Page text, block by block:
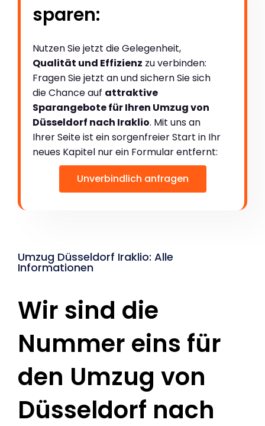
sparen:
Nutzen Sie jetzt die Gelegenheit,
Qualität und Effizienz zu verbinden:
Fragen Sie jetzt an und sichern Sie sich
die Chance auf attraktive
Sparangebote für Ihren Umzug von
Düsseldorf nach Iraklio. Mit uns an
Ihrer Seite ist ein sorgenfreier Start in Ihr
neues Kapitel nur ein Formular entfernt:
Unverbindlich anfragen
Umzug Düsseldorf Iraklio: Alle
Informationen
Wir sind die
Nummer eins für
den Umzug von
Düsseldorf nach